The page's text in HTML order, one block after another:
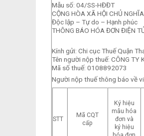
Mẫu số: 04/SS-HĐĐT
CỘNG HÒA XÃ HỘI CHỦ
Độc lập – Tự do – Hạnh phúc
THÔNG BÁO HÓA ĐƠN ĐIỆN
Kính gửi: Chi cục Thuế Quận
Tên người nộp thuế: CÔNG TY
Mã số thuế: 0108892073
Người nộp thuế thông báo về
STT
Mã CQT
cấp
Ký hiệu
mẫu hóa
đơn và
ký hiệu